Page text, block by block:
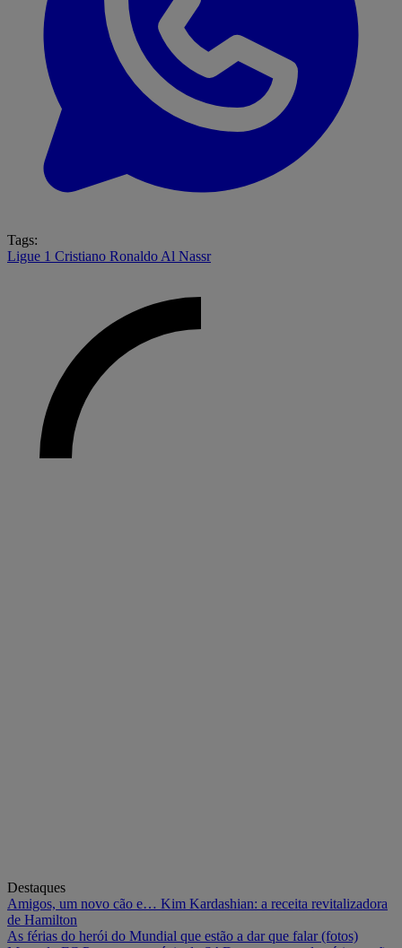
Tags:
Ligue 1 Cristiano Ronaldo Al Nassr
Destaques
Amigos, um novo cão e… Kim Kardashian: a receita revitalizadora
de Hamilton
As férias do herói do Mundial que estão a dar que falar (fotos)